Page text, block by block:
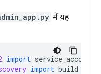
में यह
import service_account
import build